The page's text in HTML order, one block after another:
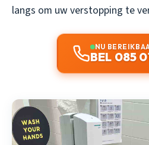
langs om uw verstopping te
NU
BEL 085